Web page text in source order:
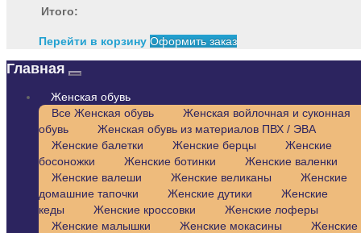
Итого:
Перейти в корзину Оформить заказ
Главная
Женская обувь
Все Женская обувь
Женская войлочная и суконная
обувь
Женская обувь из материалов ПВХ / ЭВА
Женские балетки
Женские берцы
Женские
босоножки
Женские ботинки
Женские валенки
Женские валеши
Женские великаны
Женские
домашние тапочки
Женские дутики
Женские
кеды
Женские кроссовки
Женские лоферы
Женские малышки
Женские мокасины
Женские